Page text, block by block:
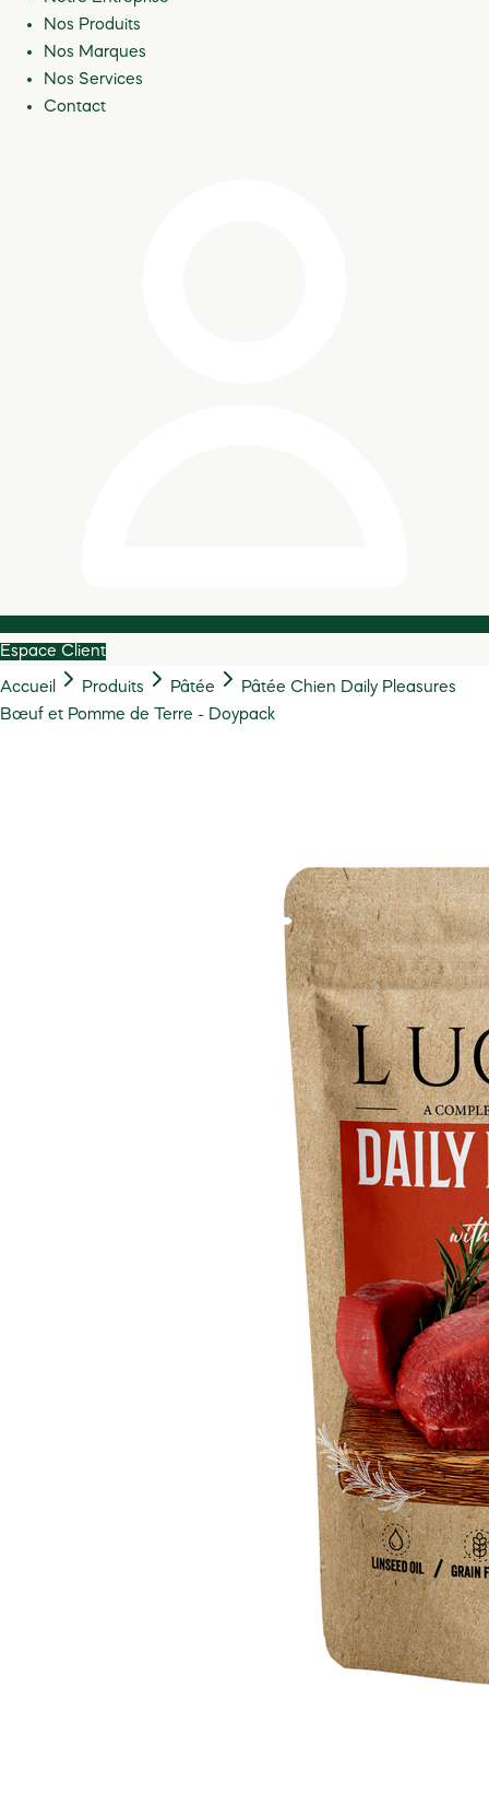
Nos Produits
Nos Marques
Nos Services
Contact
Espace Client
Accueil Produits Pâtée
Pâtée Chien Daily Pleasures
Bœuf et Pomme de Terre - Doypack